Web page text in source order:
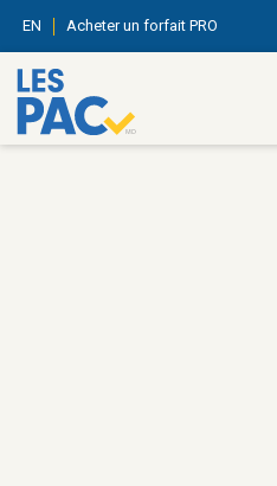
EN Acheter un forfait PRO